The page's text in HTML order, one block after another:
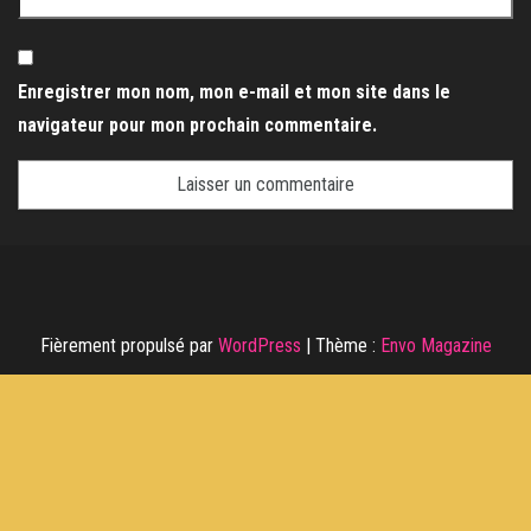
Enregistrer mon nom, mon e-mail et mon site dans le
navigateur pour mon prochain commentaire.
Fièrement propulsé par WordPress | Thème : Envo Magazine